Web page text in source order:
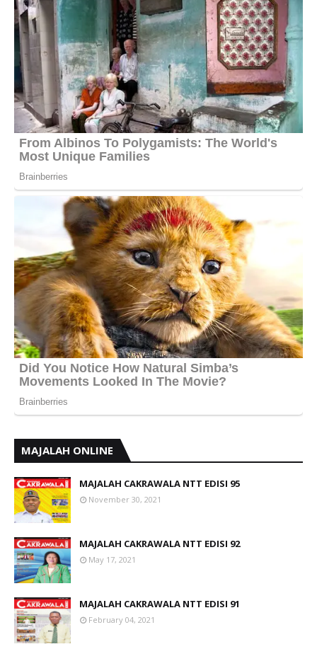
MAJALAH ONLINE
MAJALAH CAKRAWALA NTT EDISI 95
November 30, 2021
MAJALAH CAKRAWALA NTT EDISI 92
May 17, 2021
MAJALAH CAKRAWALA NTT EDISI 91
February 04, 2021